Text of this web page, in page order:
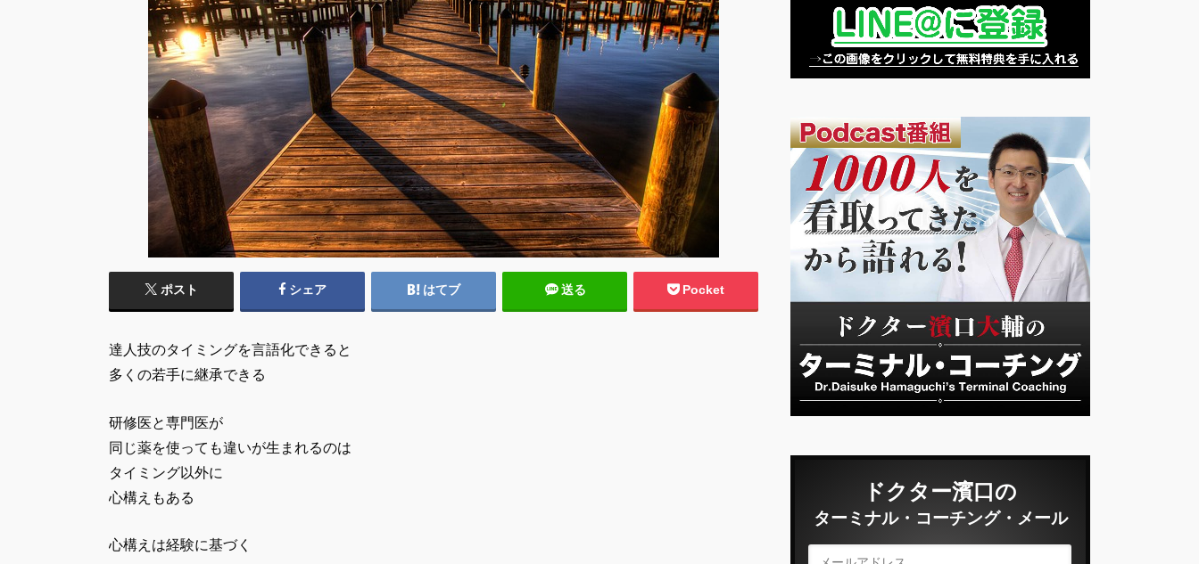
ポスト シェア はてブ 送る Pocket
達人技のタイミングを言語化できると
多くの若手に継承できる
研修医と専門医が
同じ薬を使っても違いが生まれるのは
タイミング以外に
心構えもある
心構えは経験に基づく
ドクター濱口の
ターミナル・コーチング・メール